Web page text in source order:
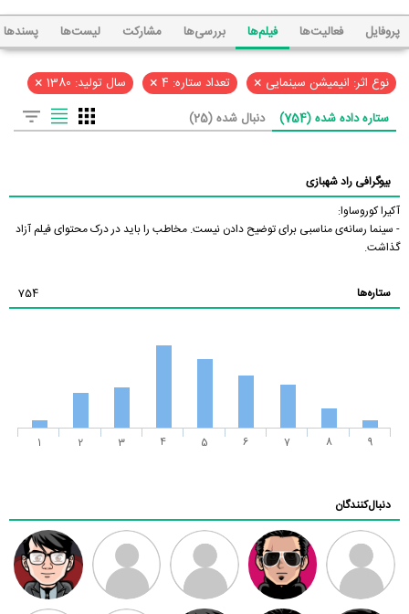
پروفایل فعالیت‌ها فیلم‌ها بررسی‌ها مشارکت لیست‌ها پسند‌ها
نوع اثر: انیمیشن سینمایی × تعداد ستاره: 4 × سال تولید: 1380 ×
ستاره داده شده (754) دنبال شده (25)
بیوگرافی راد شهبازی
آکیرا کوروساوا:
- سینما رسانه‌ی مناسبی برای توضیح دادن نیست. مخاطب را باید در درک محتوای فیلم آزاد
گذاشت.
ستاره‌ها 754
1 2 3 4 5 6 7 8 9
دنبال‌کنندگان